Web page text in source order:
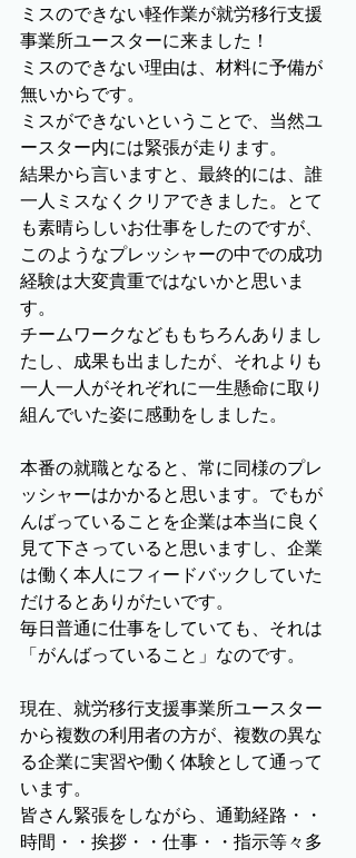
ミスのできない軽作業が就労移行支援
事業所ユースターに来ました！
ミスのできない理由は、材料に予備が
無いからです。
ミスができないということで、当然ユ
ースター内には緊張が走ります。
結果から言いますと、最終的には、誰
一人ミスなくクリアできました。とて
も素晴らしいお仕事をしたのですが、
このようなプレッシャーの中での成功
経験は大変貴重ではないかと思いま
す。
チームワークなどももちろんありまし
たし、成果も出ましたが、それよりも
一人一人がそれぞれに一生懸命に取り
組んでいた姿に感動をしました。
本番の就職となると、常に同様のプレ
ッシャーはかかると思います。でもが
んばっていることを企業は本当に良く
見て下さっていると思いますし、企業
は働く本人にフィードバックしていた
だけるとありがたいです。
毎日普通に仕事をしていても、それは
「がんばっていること」なのです。
現在、就労移行支援事業所ユースター
から複数の利用者の方が、複数の異な
る企業に実習や働く体験として通って
います。
皆さん緊張をしながら、通勤経路・・
時間・・挨拶・・仕事・・指示等々多